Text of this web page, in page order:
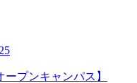
ープンキャンパス】